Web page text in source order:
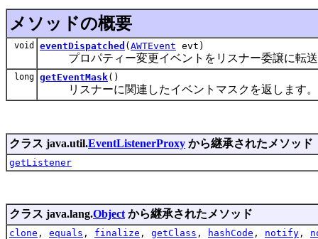
メソッドの概要
void eventDispatched ( AWTEvent evt)
プロパティー変更イベントをリスナー委譲に転送
long getEventMask()
リスナーに関連したイベントマスクを返します。
クラス java.util.EventListenerProxy から継承されたメソッド
getListener
クラス java.lang.Object から継承されたメソッド
clone , equals , finalize , getClass , hashCode , notify ,